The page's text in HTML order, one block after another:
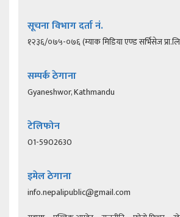
सूचना विभाग दर्ता नं.
१२३६/०७५-०७६ (म्याक मिडिया एण्ड सर्भिसेज
सम्पर्क ठेगाना
Gyaneshwor, Kathmandu
टेलिफोन
01-5902630
इमेल ठेगाना
info.nepalipublic@gmail.com